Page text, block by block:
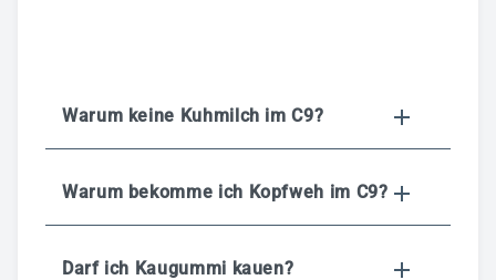
Warum keine Kuhmilch im C9?
Warum bekomme ich Kopfweh im C9?
Darf ich Kaugummi kauen?